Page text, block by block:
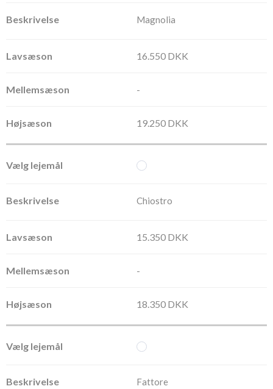
Magnolia
16.550 DKK
-
19.250 DKK
Chiostro
15.350 DKK
-
18.350 DKK
Fattore